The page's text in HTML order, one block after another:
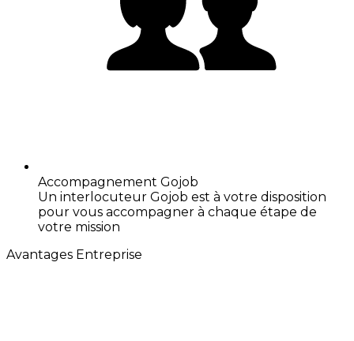
Accompagnement Gojob
Un interlocuteur Gojob est à votre disposition
pour vous accompagner à chaque étape de
votre mission
Avantages Entreprise